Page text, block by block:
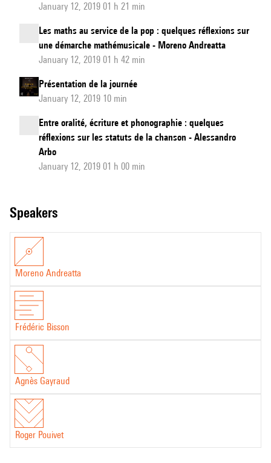
January 12, 2019 01 h 21 min
Les maths au service de la pop : quelques réflexions sur
une démarche mathémusicale - Moreno Andreatta
January 12, 2019 01 h 42 min
Présentation de la journée
January 12, 2019 10 min
Entre oralité, écriture et phonographie : quelques
réflexions sur les statuts de la chanson - Alessandro
Arbo
January 12, 2019 01 h 00 min
speakers
Moreno Andreatta
Frédéric Bisson
Agnès Gayraud
Roger Pouivet